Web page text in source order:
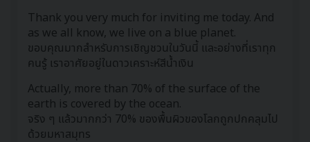
Thank you very much for inviting me today. And
as we all know, we live on a blue planet.
ขอบคุณมากสำหรับการเชิญชวนในวันนี้ และอย่างที่เราทุก
คนรู้ เราอาศัยอยู่ในดาวเคราะห์สีน้ำเงิน
Actually, more than 70% of the surface of the
earth is covered by the ocean.
จริง ๆ แล้วมากกว่า 70% ของพื้นผิวของโลกถูกปกคลุมไป
ด้วยมหาสมุทร